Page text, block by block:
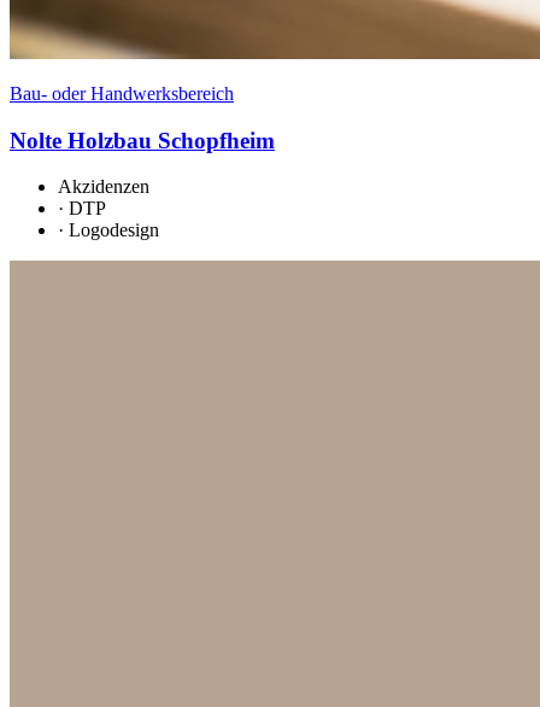
Bau- oder Handwerksbereich
Nolte Holzbau Schopfheim
Akzidenzen
· DTP
· Logodesign